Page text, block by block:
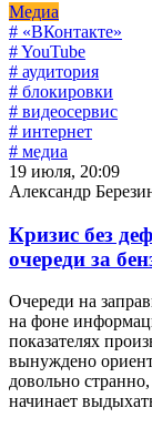
Медиа
# «ВКонтакте»
# YouTube
# аудитория
# блокировки
# видеосервис
# интернет
# медиа
19 июля, 20:09
Александр
Кризис без
очереди за
Очереди на
на фоне
показателях
вынуждено
довольно
начинает